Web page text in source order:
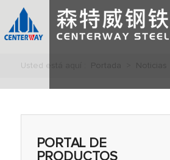
Usted está aquí :
PORTAL DE
PRODUCTOS